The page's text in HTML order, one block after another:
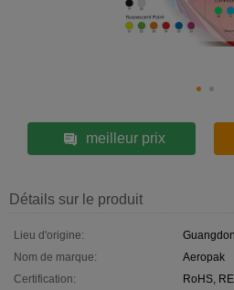
meilleur prix
Détails sur le produit
Lieu d'origine:
Nom de marque:
Aeropak
Certification:
RoHS,